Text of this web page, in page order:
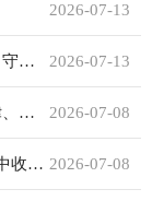
2026-07-13
2026-07-13
会
2026-07-08
2026-07-08
大会